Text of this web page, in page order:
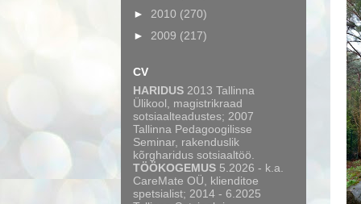
► 2010 (270)
► 2009 (217)
CV
HARIDUS 2013 Tallinna
Ülikool, magistrikraad
sotsiaalteadustes; 2007
Tallinna Pedagoogilisse
Seminar, rakenduslik
kõrgharidus sotsiaaltöö.
TÖÖKOGEMUS 5.2026 - k.a.
CareMate OÜ, klienditoe
spetsialist; 2014 - 6.2025